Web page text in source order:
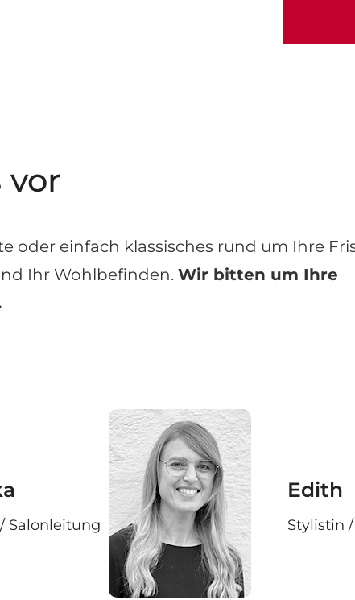
vor
oder einfach klassisches rund um Ihre
Ihr Wohlbefinden. Wir bitten um Ihre
Salonleitung
Edith
Stylistin